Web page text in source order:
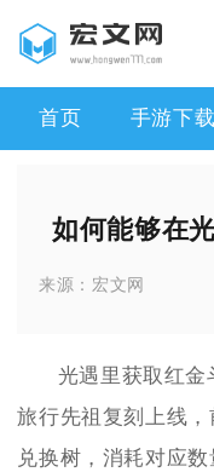
首页 手游下载
如何能够在
来源： 宏文网
光遇里获取红金
旅行先祖复刻上线
兑换树，消耗对应